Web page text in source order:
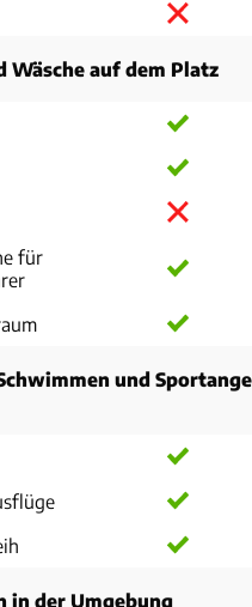
Wäsche auf dem Platz
für
und
in der Umgebung